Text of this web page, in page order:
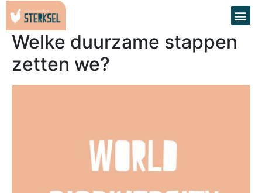
Welke duurzame stappen
zetten we?